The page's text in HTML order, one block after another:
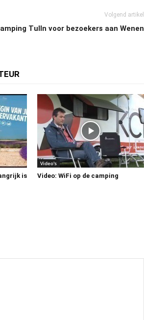
Volgend artikel
Tulln voor bezoekers aan Wenen
is
Video's
Video: WiFi op de camping